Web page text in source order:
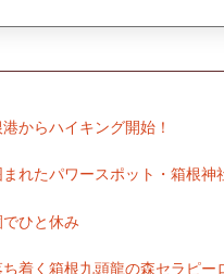
からハイキング開始！
れたパワースポット・箱根神
ひと休み
着く箱根九頭龍の森セラピー